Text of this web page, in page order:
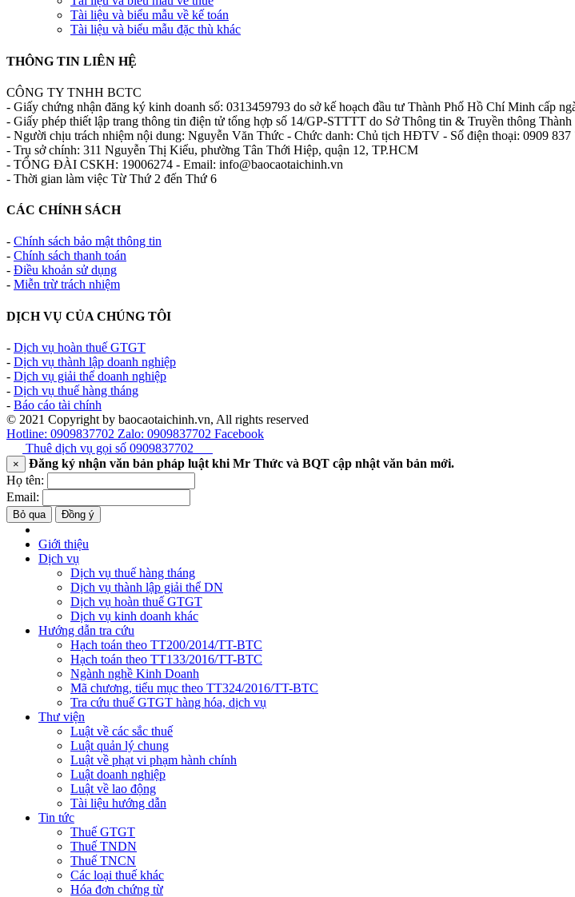
Tài liệu và biểu mẫu về kế toán
Tài liệu và biểu mẫu đặc thù khác
THÔNG TIN LIÊN HỆ
CÔNG TY TNHH BCTC
- Giấy chứng nhận đăng ký kinh doanh số: 0313459793 do sở kế hoạch đầu tư Thành Phố Hồ Chí Minh cấp
- Giấy phép thiết lập trang thông tin điện tử tổng hợp số 14/GP-STTTT do Sở Thông tin & Truyền thông
- Người chịu trách nhiệm nội dung: Nguyễn Văn Thức - Chức danh: Chủ tịch HĐTV - Số điện thoại: 0909 837
- Trụ sở chính: 311 Nguyễn Thị Kiểu, phường Tân Thới Hiệp, quận 12, TP.HCM
- TỔNG ĐÀI CSKH: 19006274 - Email: info@baocaotaichinh.vn
- Thời gian làm việc Từ Thứ 2 đến Thứ 6
CÁC CHÍNH SÁCH
- Chính sách bảo mật thông tin
- Chính sách thanh toán
- Điều khoản sử dụng
- Miễn trừ trách nhiệm
DỊCH VỤ CỦA CHÚNG TÔI
- Dịch vụ hoàn thuế GTGT
- Dịch vụ thành lập doanh nghiệp
- Dịch vụ giải thể doanh nghiệp
- Dịch vụ thuế hàng tháng
- Báo cáo tài chính
© 2021 Copyright by baocaotaichinh.vn, All rights reserved
Hotline: 0909837702 Zalo: 0909837702 Facebook
Thuê dịch vụ gọi số 0909837702
×
Đăng ký nhận văn bản pháp luật khi Mr Thức và BQT cập nhật văn bản mới.
Họ tên:
Email:
Bỏ qua Đồng ý
Giới thiệu
Dịch vụ
Dịch vụ thuế hàng tháng
Dịch vụ thành lập giải thể DN
Dịch vụ hoàn thuế GTGT
Dịch vụ kinh doanh khác
Hướng dẫn tra cứu
Hạch toán theo TT200/2014/TT-BTC
Hạch toán theo TT133/2016/TT-BTC
Ngành nghề Kinh Doanh
Mã chương, tiểu mục theo TT324/2016/TT-BTC
Tra cứu thuế GTGT hàng hóa, dịch vụ
Thư viện
Luật về các sắc thuế
Luật quản lý chung
Luật về phạt vi phạm hành chính
Luật doanh nghiệp
Luật về lao động
Tài liệu hướng dẫn
Tin tức
Thuế GTGT
Thuế TNDN
Thuế TNCN
Các loại thuế khác
Hóa đơn chứng từ